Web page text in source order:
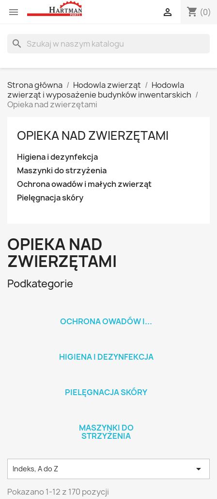
 shopping_cart (0)

search
Strona główna Hodowla zwierząt
Hodowla
zwierząt i wyposażenie budynków inwentarskich
Opieka nad zwierzętami
OPIEKA NAD ZWIERZĘTAMI
Higiena i dezynfekcja
Maszynki do strzyżenia
Ochrona owadów i małych zwierząt
Pielęgnacja skóry
OPIEKA NAD
ZWIERZĘTAMI
Podkategorie
OCHRONA OWADÓW I...
HIGIENA I DEZYNFEKCJA
PIELĘGNACJA SKÓRY
MASZYNKI DO
STRZYŻENIA
Indeks, A do Z 
Pokazano 1-12 z 170 pozycji